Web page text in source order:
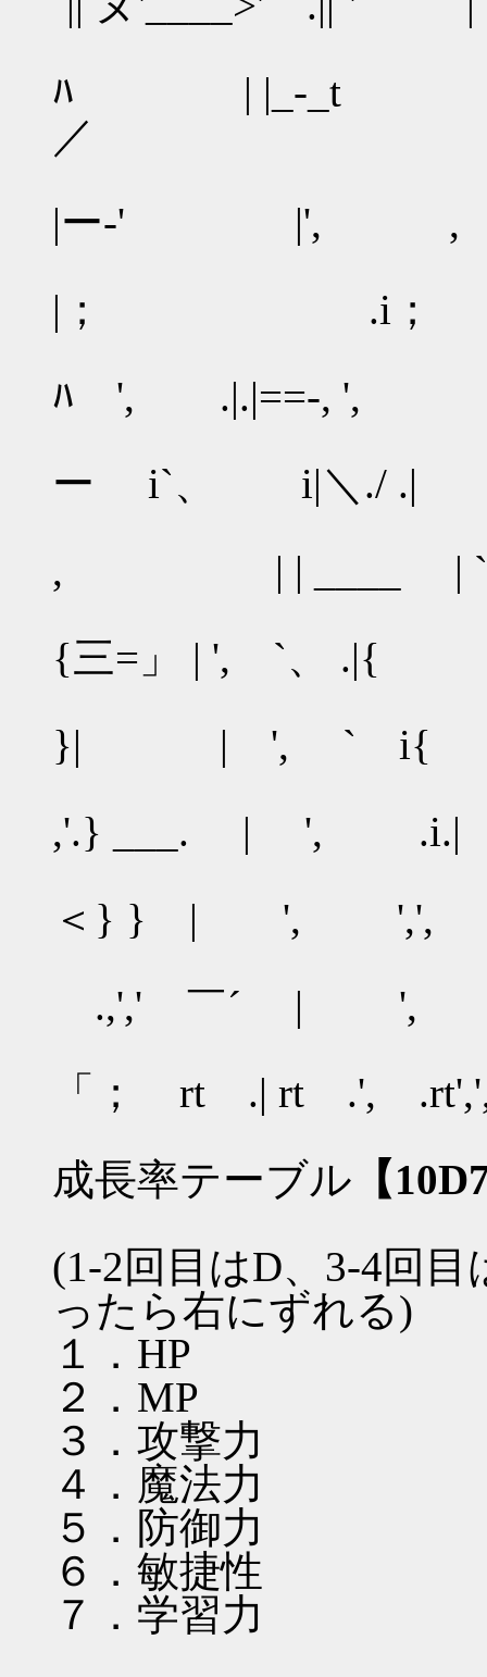
ﾊ | |_-_t i|
／
|ー-' |', ,
|； .i； |
ﾊ ', .|.|==-,
ー i`、 i|＼./ .|
, | | ____ | `
{三=」 | ', `
}| | ', `
,'.} ___.
＜} } |
.,',' ￣´
「； rt .|
成長率テーブル 【
(1-2回目はD、3-4回
ったら右にずれる)
１．HP
２．MP
３．攻撃力
４．魔法力
５．防御力
６．敏捷性
７．学習力